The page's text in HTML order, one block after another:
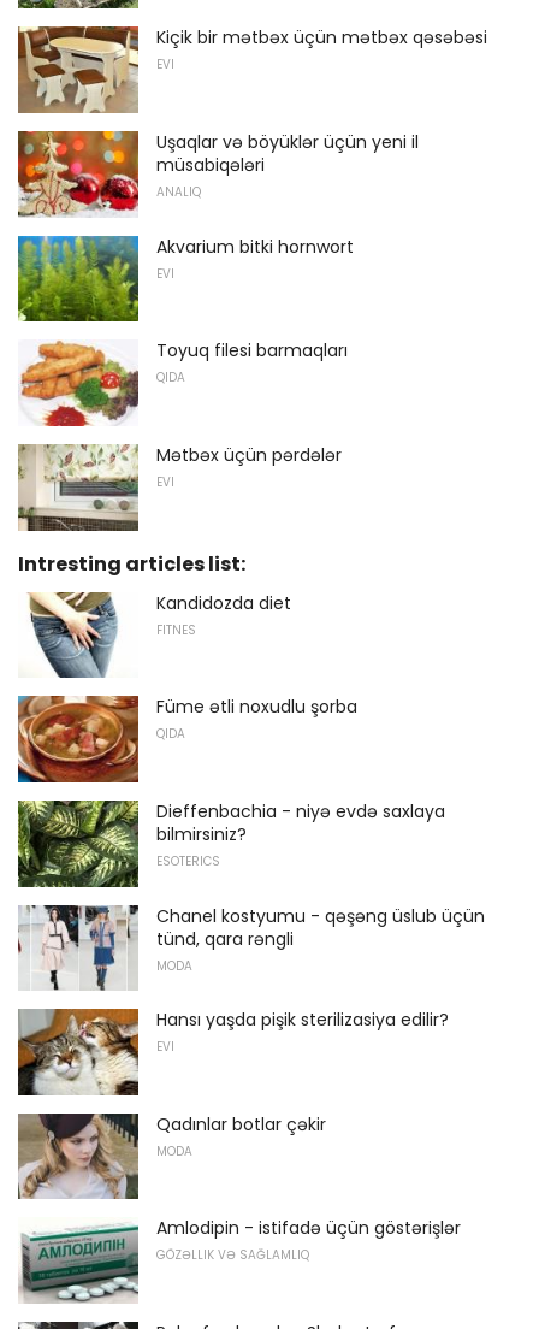
Kiçik bir mətbəx üçün mətbəx qəsəbəsi
EVI
Uşaqlar və böyüklər üçün yeni il
müsabiqələri
ANALIQ
Akvarium bitki hornwort
EVI
Toyuq filesi barmaqları
QIDA
Mətbəx üçün pərdələr
EVI
Intresting articles list:
Kandidozda diet
FITNES
Füme ətli noxudlu şorba
QIDA
Dieffenbachia - niyə evdə saxlaya
bilmirsiniz?
ESOTERICS
Chanel kostyumu - qəşəng üslub üçün
tünd, qara rəngli
MODA
Hansı yaşda pişik sterilizasiya edilir?
EVI
Qadınlar botlar çəkir
MODA
Amlodipin - istifadə üçün göstərişlər
GÖZƏLLIK VƏ SAĞLAMLIQ